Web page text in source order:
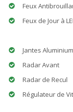
Feux
Feux de Jour à
Jantes
Radar Avant
Radar de Recul
Régulateur de